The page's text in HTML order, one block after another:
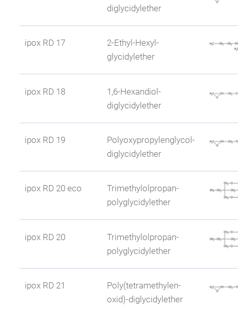
Weitere Eigenschaften vergleichbar mit ipox
Branche
diglycidylether
Weitere Eigenschaften vergleichbar mit ipox
Branche
ipox RD 17
2-Ethyl-Hexyl-
glycidylether
Weitere Eigenschaften sehr gute
Branche
ipox RD 18
1,6-Hexandiol-
diglycidylether
Weitere Eigenschaften mechanische
Branche
ipox RD 19
Polyoxypropylenglycol-
diglycidylether
Weitere Eigenschaften ergibt schlagzähe
Branche
ipox RD 20 eco
Trimethylolpropan-
polyglycidylether
Weitere Eigenschaften beschleunigende
Branche
ipox RD 20
Trimethylolpropan-
polyglycidylether
Weitere Eigenschaften beschleunigende
ipox RD 21
Poly(tetramethylen-
oxid)-diglycidylether